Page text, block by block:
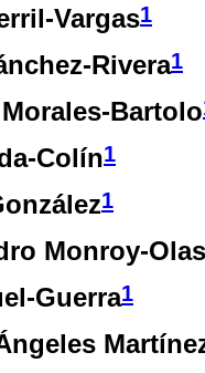
Vargas1
Rivera1
Bartolo
Colín1
1
Monroy-
Guerra1